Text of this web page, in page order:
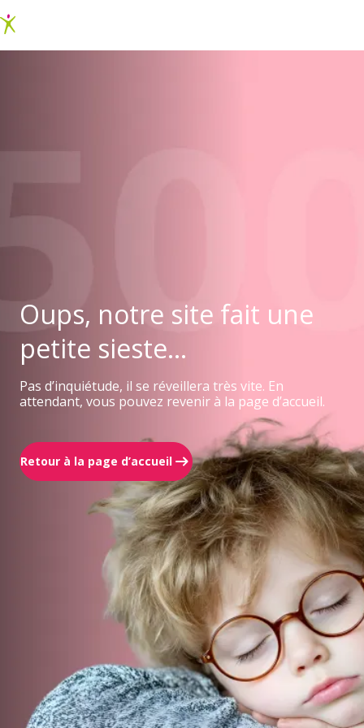
Oups, notre site fait une
petite sieste...
Pas d’inquiétude, il se réveillera très vite. En
attendant, vous pouvez revenir à la page d’accueil.
Retour à la page d’accueil